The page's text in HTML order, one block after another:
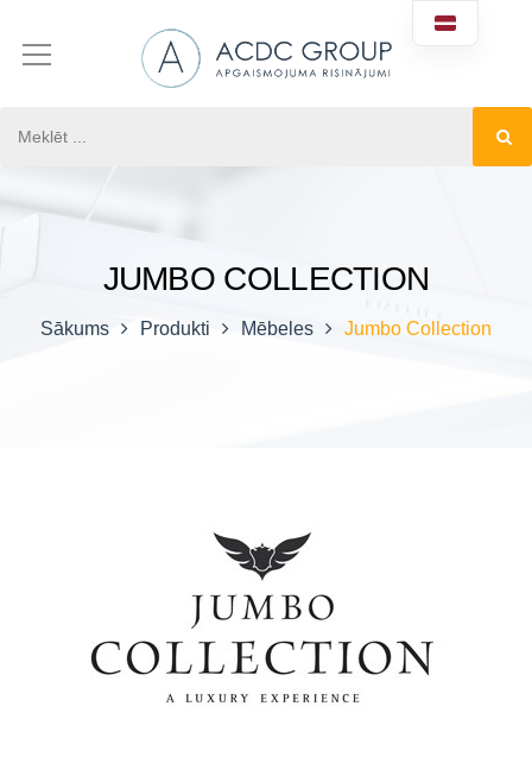
JUMBO COLLECTION
Sākums Produkti Mēbeles Jumbo Collection